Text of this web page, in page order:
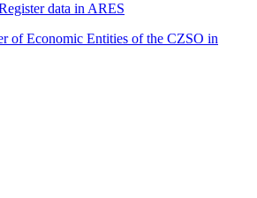
data in ARES
of Economic Entities of the CZSO in